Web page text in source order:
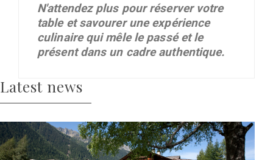
N'attendez plus pour réserver votre
table et savourer une expérience
culinaire qui mêle le passé et le
présent dans un cadre authentique.
Latest news